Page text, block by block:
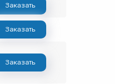
Заказать
Заказать
Заказать